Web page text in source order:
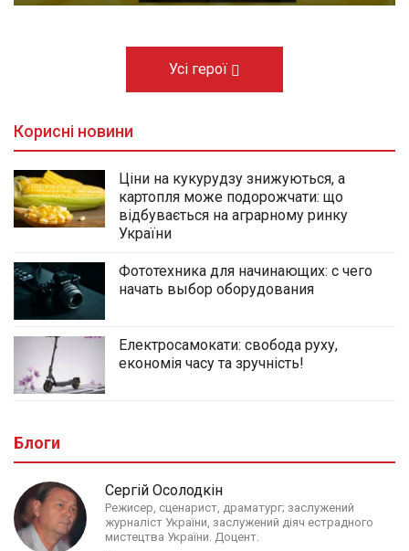
Усі герої
Корисні новини
Ціни на кукурудзу знижуються, а
картопля може подорожчати: що
відбувається на аграрному ринку
України
Фототехника для начинающих: с чего
начать выбор оборудования
Електросамокати: свобода руху,
економія часу та зручність!
Блоги
Сергій Осолодкін
Режисер, сценарист, драматург; заслужений
журналіст України, заслужений діяч естрадного
мистецтва України. Доцент.